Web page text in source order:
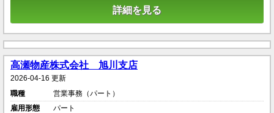
詳細を見る
高瀬物産株式会社 旭川支店
2026-04-16 更新
職種
営業事務（パート）
雇用形態
パート